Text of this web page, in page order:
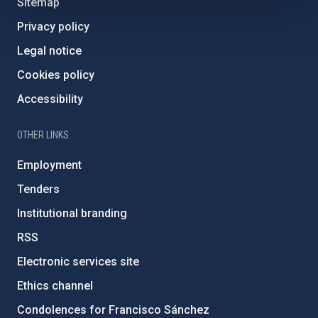
Privacy policy
Legal notice
Cookies policy
Accessibility
OTHER LINKS
Employment
Tenders
Institutional branding
RSS
Electronic services site
Ethics channel
Condolences for Francisco Sánchez